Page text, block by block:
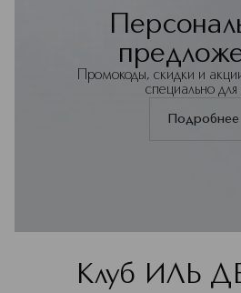
Промокоды, скидки и
специально для
Подробнее
Клуб ИЛЬ